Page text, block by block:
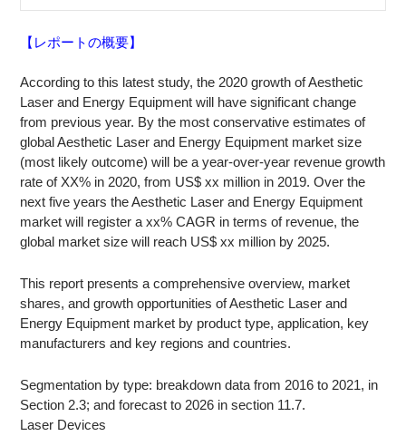
【レポートの概要】
According to this latest study, the 2020 growth of Aesthetic
Laser and Energy Equipment will have significant change
from previous year. By the most conservative estimates of
global Aesthetic Laser and Energy Equipment market size
(most likely outcome) will be a year-over-year revenue growth
rate of XX% in 2020, from US$ xx million in 2019. Over the
next five years the Aesthetic Laser and Energy Equipment
market will register a xx% CAGR in terms of revenue, the
global market size will reach US$ xx million by 2025.
This report presents a comprehensive overview, market
shares, and growth opportunities of Aesthetic Laser and
Energy Equipment market by product type, application, key
manufacturers and key regions and countries.
Segmentation by type: breakdown data from 2016 to 2021, in
Section 2.3; and forecast to 2026 in section 11.7.
Laser Devices